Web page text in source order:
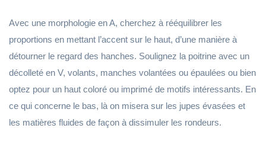
Avec une morphologie en A, cherchez à rééquilibrer les
proportions en mettant l’accent sur le haut, d’une manière à
détourner le regard des hanches. Soulignez la poitrine avec un
décolleté en V, volants, manches volantées ou épaulées ou bien
optez pour un haut coloré ou imprimé de motifs intéressants. En
ce qui concerne le bas, là on misera sur les jupes évasées et
les matières fluides de façon à dissimuler les rondeurs.